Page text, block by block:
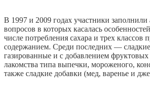
В 1997 и 2009 годах участники заполнили
вопросов в которых касалась
числе потребления сахара и трех классов
содержанием. Среди последних —
газированные и с добавлением фруктовых
лакомства типа выпечки, мороженого,
также сладкие добавки (мед, варенье и